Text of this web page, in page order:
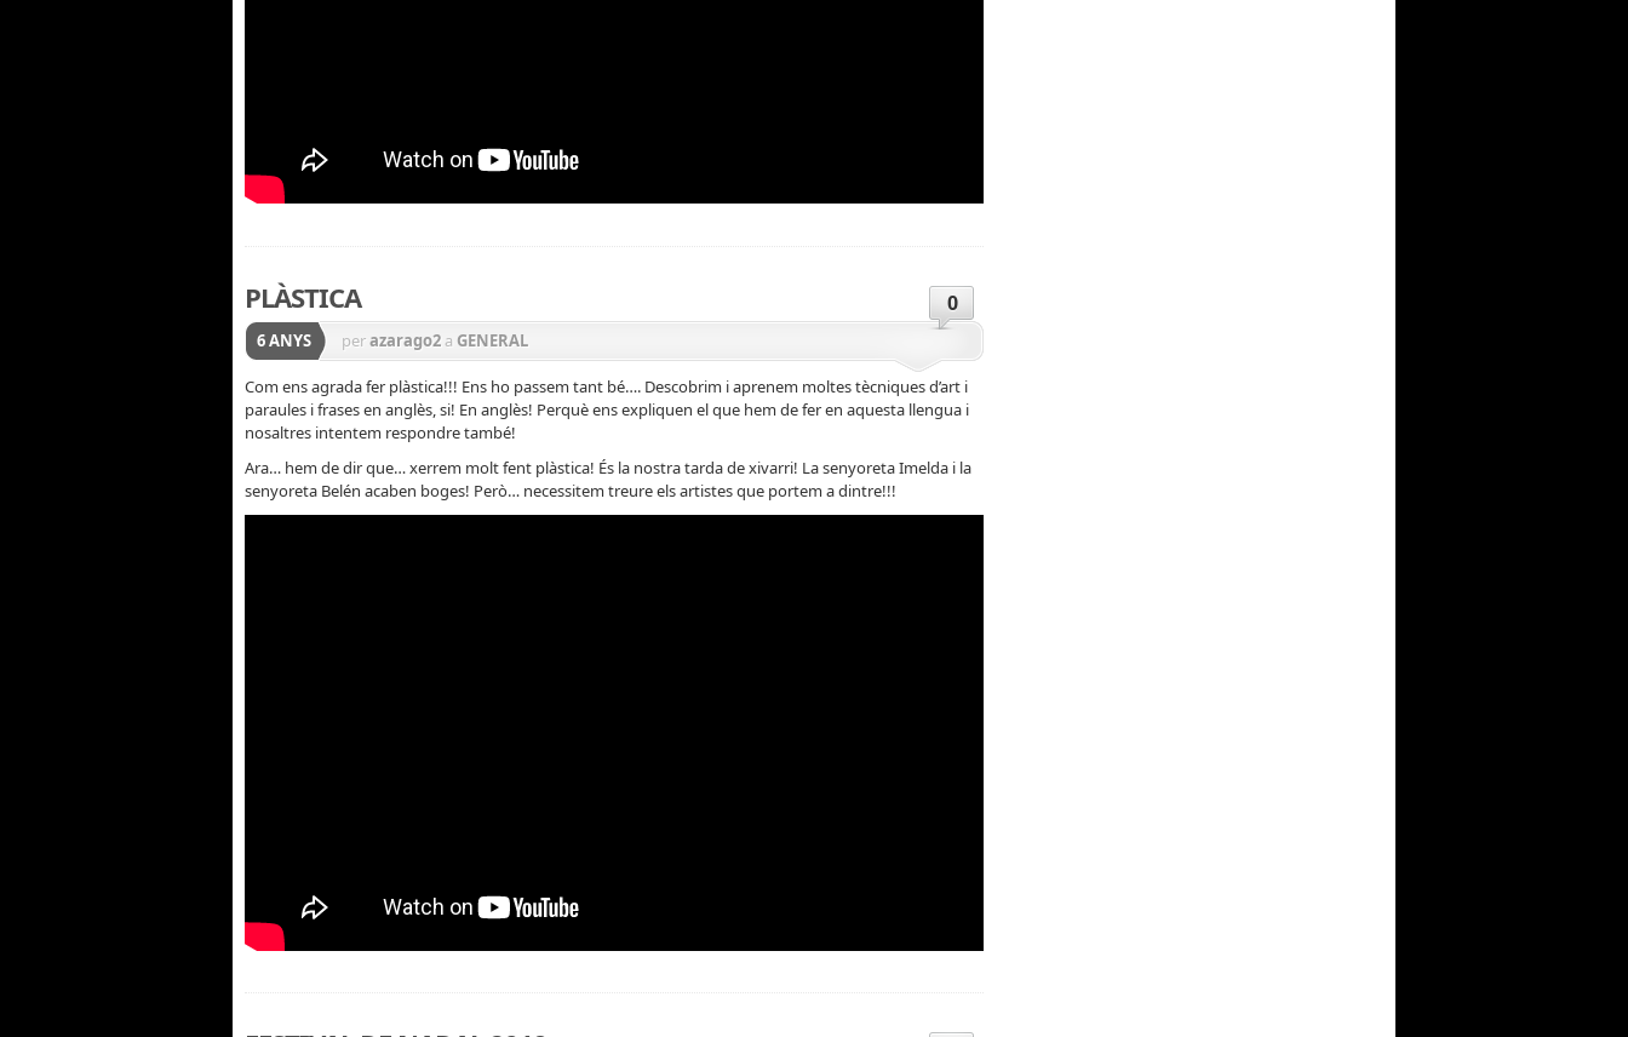
PLÀSTICA 0
6 ANYS perazarago2 a GENERAL
Com ens agrada fer plàstica!!! Ens ho passem tant bé…. Descobrim i aprenem moltes tècniques d’art i
paraules i frases en anglès, si! En anglès! Perquè ens expliquen el que hem de fer en aquesta llengua i
nosaltres intentem respondre també!
Ara… hem de dir que… xerrem molt fent plàstica! És la nostra tarda de xivarri! La senyoreta Imelda i la
senyoreta Belén acaben boges! Però… necessitem treure els artistes que portem a dintre!!!